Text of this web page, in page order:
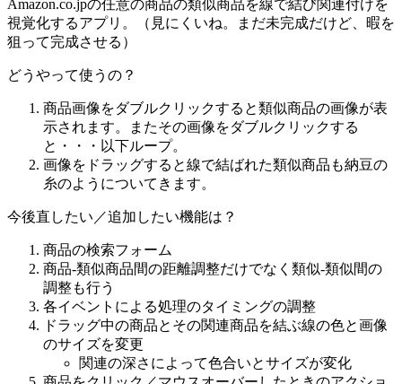
Amazon.co.jpの任意の商品の類似商品を線で結び関連付けを
視覚化するアプリ。（見にくいね。まだ未完成だけど、暇を
狙って完成させる）
どうやって使うの？
商品画像をダブルクリックすると類似商品の画像が表
示されます。またその画像をダブルクリックする
と・・・以下ループ。
画像をドラッグすると線で結ばれた類似商品も納豆の
糸のようについてきます。
今後直したい／追加したい機能は？
商品の検索フォーム
商品-類似商品間の距離調整だけでなく類似-類似間の
調整も行う
各イベントによる処理のタイミングの調整
ドラッグ中の商品とその関連商品を結ぶ線の色と画像
のサイズを変更
関連の深さによって色合いとサイズが変化